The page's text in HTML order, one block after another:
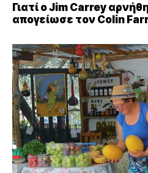
Γιατί ο Jim Carrey
απογείωσε τον Colin